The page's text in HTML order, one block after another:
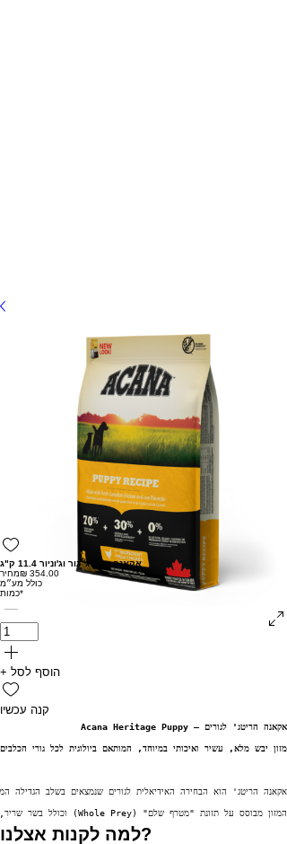
אקאנה הריטג' גור וג'וניור 11.4 ק"ג
מחיר
כולל מע״מ
כמות*
+ הוסף לסל
קנה עכשיו
אקאנה הריטג' לגורים – Acana Heritage Puppy
מזון יבש מלא, עשיר ואיכותי במיוחד, המותאם ביולוגית לכל גורי
אקאנה הריטג' הוא הבחירה האידיאלית לגורים שנמצאים בשלב הגדילה המהיר והחשוב ביותר. עם פורמולה עשירה של כ-70% בשר – שליש ממנו בשר טרי ושני שליש
המזון מבוסס על תזונת "מטרף שלם" (Whole Prey) וכולל בשר שריר, איברים פנימיים, סחוס ועצמות, כדי להעניק לכלבכם את הערכים התזונתיים בשלמותם, בדיוק כפי שהטבע התכוון.
למה לקנות אצלנו?